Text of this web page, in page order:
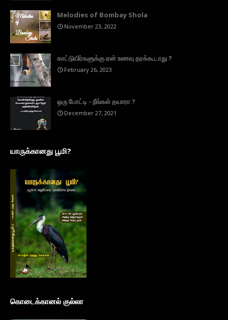
Melodies of Bombay Shola
November 23, 2022
காட்டுயிர்களுக்கு ஏன் உணவு தரக்கூடாது ?
February 26, 2023
ஒரு போட்டி - நீங்கள் தயாரா ?
December 27, 2021
யாருக்கானது பூமி?
கொடைக்கானல் குல்லா